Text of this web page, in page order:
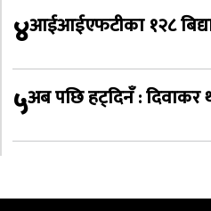
४आईआईएफटीका १२८
५अब पछि हट्दिनँ : दिवाकर